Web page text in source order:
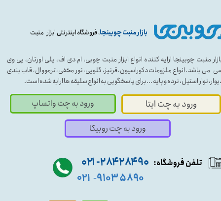
بازار منبت چوبینجا، فروشگاه اینترنتی ابزار منبت
منبت چوبینجا ارایه کننده انواع ابزار منبت چوبی، ام دی اف، پلی اورتان، پی وی
می باشد. انواع ملزومات دکوراسیون، قرنیز، گلویی، نور مخفی، ترمووال، قاب بندی
نوار استیل، نرده و پایه ...برای پاسخگویی به انواع سلیقه ها ارایه شده است.
ورود به چت ایتا ورود به چت واتساپ
تلفن فروشگاه: ۹۰ ۲۸۴ ۲۸۴- ۰۲۱
۵۸۹۰ ۹۱۰۳ -۰۲۱
ورود به چت روبیکا